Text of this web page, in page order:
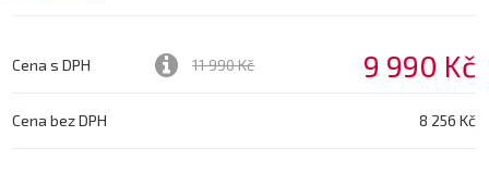
Cena s DPH 11 990 Kč 9 990 Kč
Cena bez DPH 8 256 Kč